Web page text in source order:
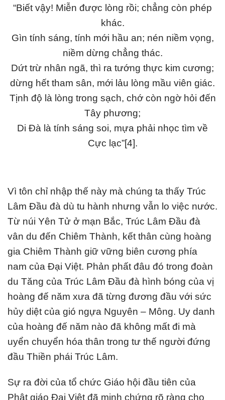
“Biết vậy! Miễn được lòng rồi; chẳng còn phép
khác.
Gìn tính sáng, tính mới hầu an; nén niềm vọng,
niềm dừng chẳng thác.
Dứt trừ nhân ngã, thì ra tướng thực kim cương;
dừng hết tham sân, mới lảu lòng mầu viên giác.
Tịnh độ là lòng trong sạch, chớ còn ngờ hỏi đến
Tây phương;
Di Đà là tính sáng soi, mựa phải nhọc tìm về
Cực lạc”[4].
Vì tôn chỉ nhập thế này mà chúng ta thấy Trúc
Lâm Đầu đà dù tu hành nhưng vẫn lo việc nước.
Từ núi Yên Tử ở mạn Bắc, Trúc Lâm Đầu đà
vân du đến Chiêm Thành, kết thân cùng hoàng
gia Chiêm Thành giữ vững biên cương phía
nam của Đại Việt. Phản phất đâu đó trong đoàn
du Tăng của Trúc Lâm Đầu đà hình bóng của vị
hoàng đế năm xưa đã từng đương đầu với sức
hủy diệt của gió ngựa Nguyên – Mông. Uy danh
của hoàng đế năm nào đã không mất đi mà
uyển chuyển hóa thân trong tư thế người đứng
đầu Thiền phái Trúc Lâm.
Sự ra đời của tổ chức Giáo hội đầu tiên của
Phật giáo Đại Việt đã minh chứng rõ ràng cho